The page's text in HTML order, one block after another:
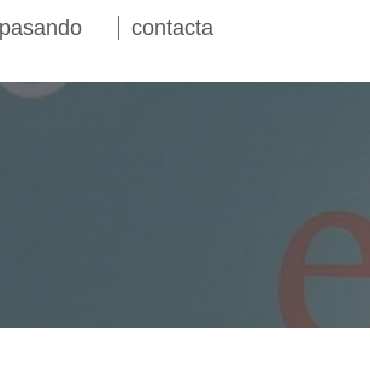
contacta